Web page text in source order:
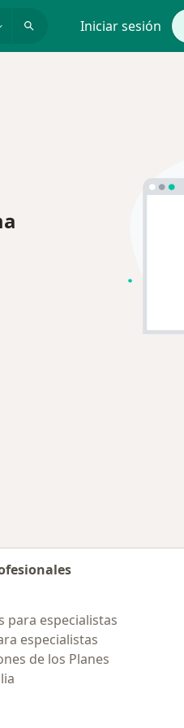
Iniciar sesión
para especialistas
especialistas
de los Planes